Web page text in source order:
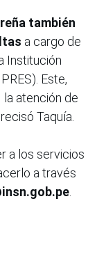
también
a cargo de
Institución
Este,
atención de
Taquía.
a los servicios
a través